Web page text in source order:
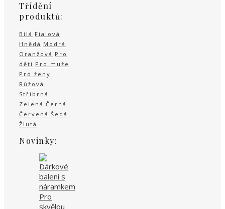
Třídění
produktů:
Bílá Fialová
Hnědá Modrá
Oranžová Pro
děti Pro muže
Pro ženy
Růžová
Stříbrná
Zelená Černá
Červená Šedá
Žlutá
Novinky: